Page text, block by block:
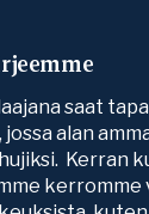
saat
alan
Kerran